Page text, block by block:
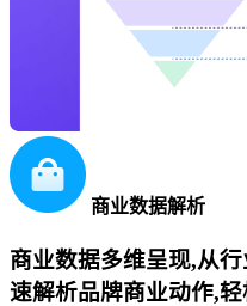
商业数据解析
商业数据多维呈现,从
速解析品牌商业动作,轻